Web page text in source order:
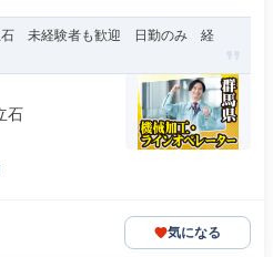
石 未経験者も歓迎 日勤のみ 経
石
気になる